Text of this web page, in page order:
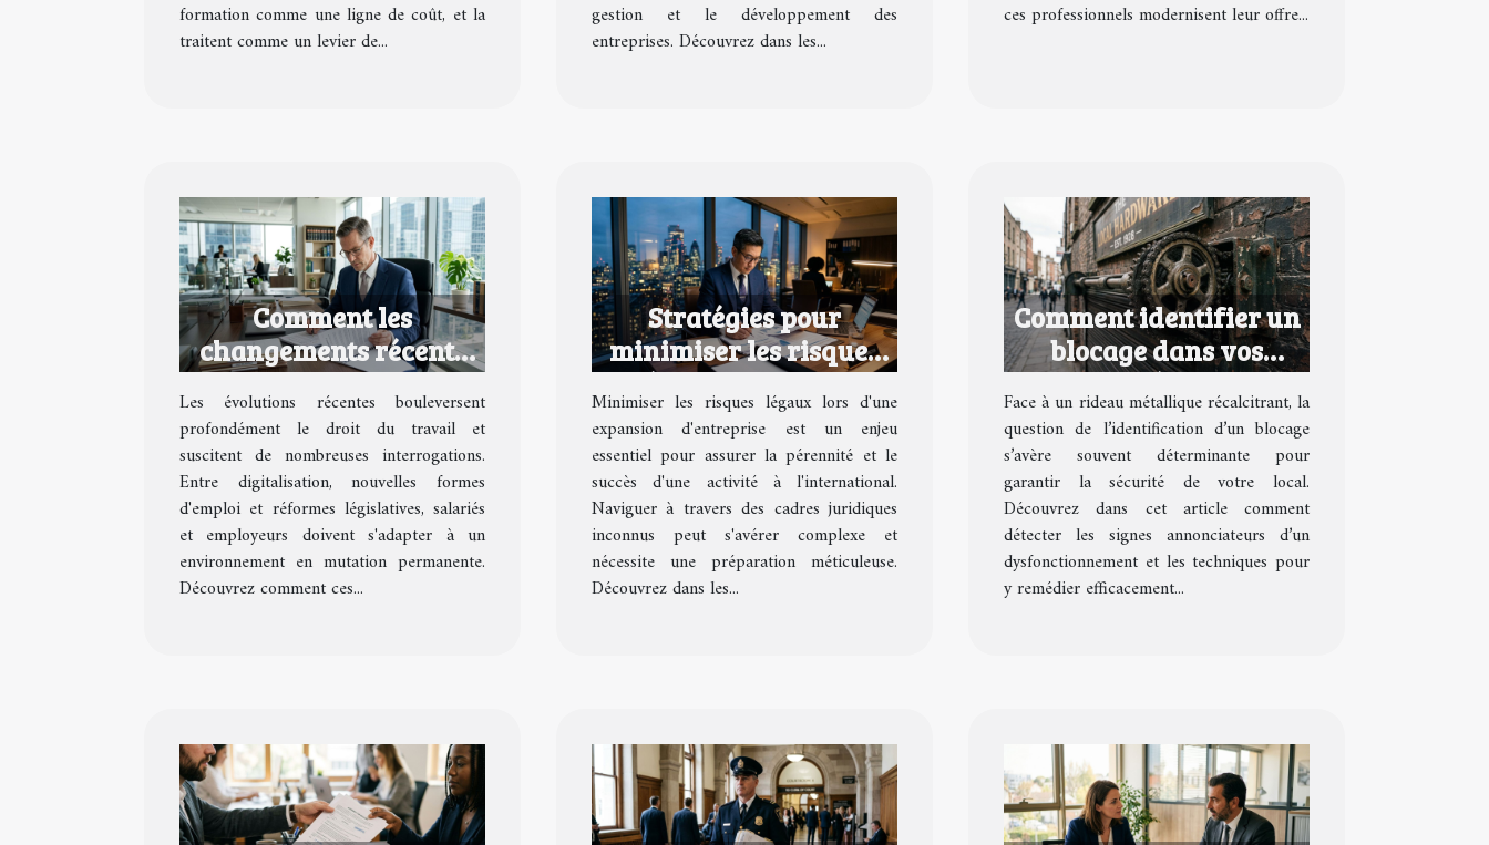
formation comme une ligne de coût, et la
traitent comme un levier de...
gestion et le développement des
entreprises. Découvrez dans les...
ces professionnels modernisent leur offre...
Comment les
changements récents
impactent-ils le droit
du travail ?
Les évolutions récentes bouleversent
profondément le droit du travail et
suscitent de nombreuses interrogations.
Entre digitalisation, nouvelles formes
d'emploi et réformes législatives, salariés
et employeurs doivent s'adapter à un
environnement en mutation permanente.
Découvrez comment ces...
Stratégies pour
minimiser les risques
légaux lors d'une
expansion d'entreprise
Minimiser les risques légaux lors d'une
expansion d'entreprise est un enjeu
essentiel pour assurer la pérennité et le
succès d'une activité à l'international.
Naviguer à travers des cadres juridiques
inconnus peut s'avérer complexe et
nécessite une préparation méticuleuse.
Découvrez dans les...
Comment identifier un
blocage dans vos
rideaux métalliques ?
Face à un rideau métallique récalcitrant, la
question de l’identification d’un blocage
s’avère souvent déterminante pour
garantir la sécurité de votre local.
Découvrez dans cet article comment
détecter les signes annonciateurs d’un
dysfonctionnement et les techniques pour
y remédier efficacement...